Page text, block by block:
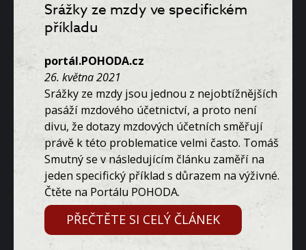
Srážky ze mzdy ve specifickém
příkladu
portál.POHODA.cz
26. května 2021
Srážky ze mzdy jsou jednou z nejobtížnějších
pasáží mzdového účetnictví, a proto není
divu, že dotazy mzdových účetních směřují
právě k této problematice velmi často. Tomáš
Smutný se v následujícím článku zaměří na
jeden specifický příklad s důrazem na výživné.
Čtěte na Portálu POHODA.
PŘEČTĚTE SI CELÝ ČLÁNEK